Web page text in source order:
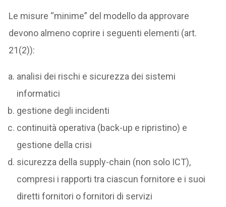
Le misure “minime” del modello da approvare
devono almeno coprire i seguenti elementi (art.
21(2)):
analisi dei rischi e sicurezza dei sistemi
informatici
gestione degli incidenti
continuità operativa (back-up e ripristino) e
gestione della crisi
sicurezza della supply-chain (non solo ICT),
compresi i rapporti tra ciascun fornitore e i suoi
diretti fornitori o fornitori di servizi